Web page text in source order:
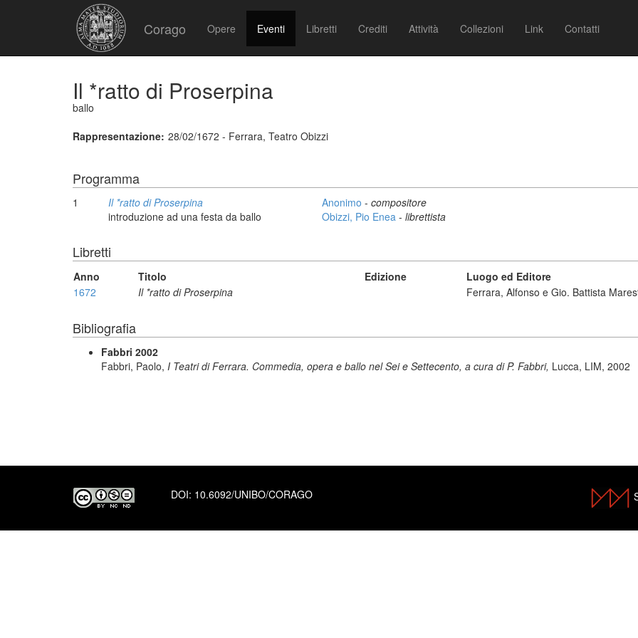
Corago Opere Eventi Libretti Crediti Attività Collezioni Link Contatti
Il *ratto di Proserpina
ballo
Rappresentazione: 28/02/1672 - Ferrara, Teatro Obizzi
Programma
1
Il *ratto di Proserpina
introduzione ad una festa da ballo
Anonimo - compositore
Obizzi, Pio Enea - librettista
Libretti
Anno Titolo Edizione
Luogo ed Editore
1672
Il *ratto di Proserpina Ferrara, Alfonso e Gio. Battista
Bibliografia
Fabbri 2002
Fabbri, Paolo, I Teatri di Ferrara. Commedia, opera e ballo nel Sei e Settecento, a cura di P. Fabbri, Lucca, LIM, 2002
DOI: 10.6092/UNIBO/CORAGO